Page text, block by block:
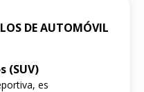
DE AUTOMÓVIL
(SUV)
es